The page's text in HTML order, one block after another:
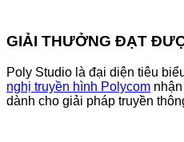
GIẢI THƯỞNG ĐẠT
Poly Studio là đại diện tiêu
nghị truyền hình Polycom
dành cho giải pháp truyền